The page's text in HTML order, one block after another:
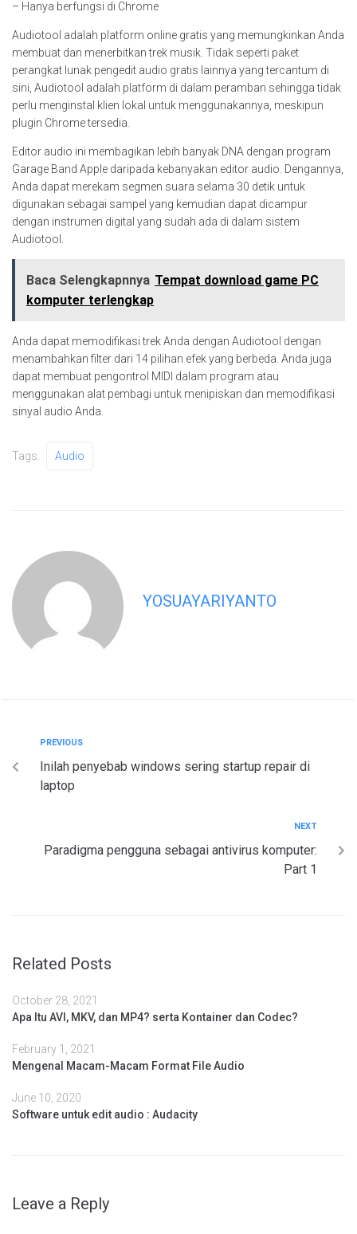
– Hanya berfungsi di Chrome
Audiotool adalah platform online gratis yang memungkinkan Anda
membuat dan menerbitkan trek musik. Tidak seperti paket
perangkat lunak pengedit audio gratis lainnya yang tercantum di
sini, Audiotool adalah platform di dalam peramban sehingga tidak
perlu menginstal klien lokal untuk menggunakannya, meskipun
plugin Chrome tersedia.
Editor audio ini membagikan lebih banyak DNA dengan program
Garage Band Apple daripada kebanyakan editor audio. Dengannya,
Anda dapat merekam segmen suara selama 30 detik untuk
digunakan sebagai sampel yang kemudian dapat dicampur
dengan instrumen digital yang sudah ada di dalam sistem
Audiotool.
Baca Selengkapnnya Tempat download game PC
komputer terlengkap
Anda dapat memodifikasi trek Anda dengan Audiotool dengan
menambahkan filter dari 14 pilihan efek yang berbeda. Anda juga
dapat membuat pengontrol MIDI dalam program atau
menggunakan alat pembagi untuk menipiskan dan memodifikasi
sinyal audio Anda.
Tags: Audio
YOSUAYARIYANTO
PREVIOUS
Inilah penyebab windows sering startup repair di
laptop
NEXT
Paradigma pengguna sebagai antivirus komputer:
Part 1
Related Posts
October 28, 2021
Apa Itu AVI, MKV, dan MP4? serta Kontainer dan Codec?
February 1, 2021
Mengenal Macam-Macam Format File Audio
June 10, 2020
Software untuk edit audio : Audacity
Leave a Reply